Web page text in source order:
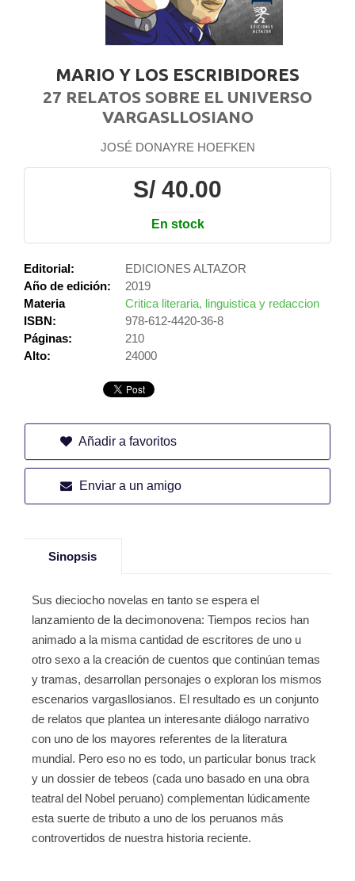
MARIO Y LOS ESCRIBIDORES
27 RELATOS SOBRE EL UNIVERSO
VARGASLLOSIANO
JOSÉ DONAYRE HOEFKEN
S/ 40.00
En stock
Editorial:
EDICIONES ALTAZOR
Año de edición:
2019
Materia
Critica literaria, linguistica y redaccion
ISBN:
978-612-4420-36-8
Páginas:
210
Alto:
24000
Añadir a favoritos
Enviar a un amigo
Sinopsis
Sus dieciocho novelas en tanto se espera el
lanzamiento de la decimonovena: Tiempos recios han
animado a la misma cantidad de escritores de uno u
otro sexo a la creación de cuentos que continúan temas
y tramas, desarrollan personajes o exploran los mismos
escenarios vargasllosianos. El resultado es un conjunto
de relatos que plantea un interesante diálogo narrativo
con uno de los mayores referentes de la literatura
mundial. Pero eso no es todo, un particular bonus track
y un dossier de tebeos (cada uno basado en una obra
teatral del Nobel peruano) complementan lúdicamente
esta suerte de tributo a uno de los peruanos más
controvertidos de nuestra historia reciente.